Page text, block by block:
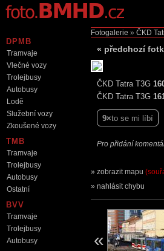
Fotogalerie » ČKD
« předchozí
ČKD Tatra T3G
ČKD Tatra T3G
9 to se mi líbí
Pro přidání
zobrazit mapu
nahlásit chybu
DPMB
Tramvaje
Vlečné vozy
Trolejbusy
Autobusy
Lodě
Služební vozy
Zkoušené vozy
TMB
Tramvaje
Trolejbusy
Autobusy
Ostatní
BVV
Tramvaje
Trolejbusy
Autobusy